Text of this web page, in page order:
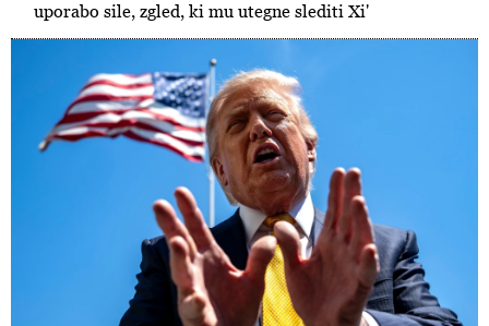
uporabo sile, zgled, ki mu utegne slediti Xi'